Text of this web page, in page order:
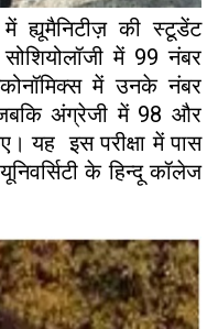
ह्यूमैनिटीज़ की स्टूडेंट
में 99 नंबर
में उनके नंबर
अंग्रेजी में 98 और
यह इस परीक्षा में पास
के हिन्‍दू कॉलेज